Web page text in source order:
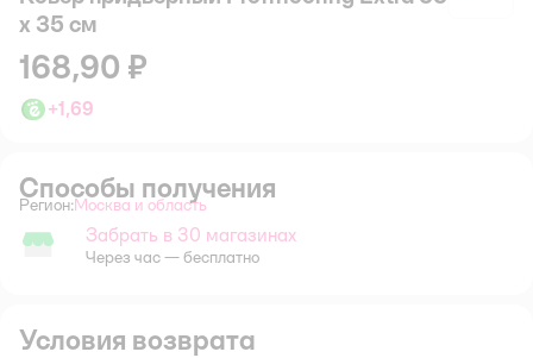
x 35 см
168,90 ₽
+1,69
Способы получения
Регион: Выбор адреса доставки.
Москва и область
Забрать в магазине
Забрать в 30 магазинах
Через час — бесплатно
Условия возврата